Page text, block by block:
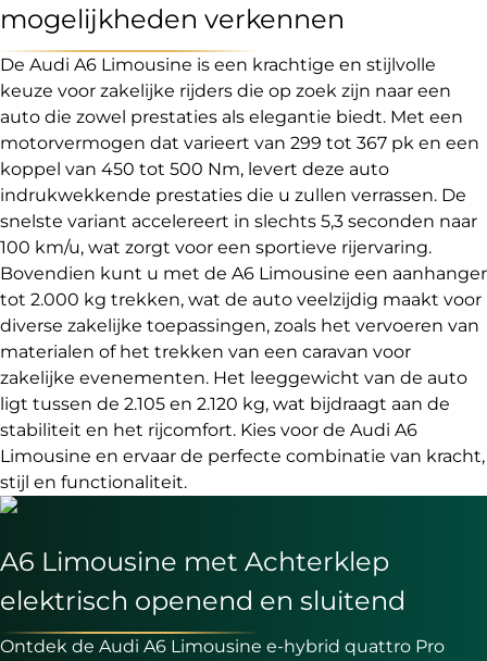
mogelijkheden verkennen
De Audi A6 Limousine is een krachtige en stijlvolle
keuze voor zakelijke rijders die op zoek zijn naar een
auto die zowel prestaties als elegantie biedt. Met een
motorvermogen dat varieert van 299 tot 367 pk en een
koppel van 450 tot 500 Nm, levert deze auto
indrukwekkende prestaties die u zullen verrassen. De
snelste variant accelereert in slechts 5,3 seconden naar
100 km/u, wat zorgt voor een sportieve rijervaring.
Bovendien kunt u met de A6 Limousine een aanhanger
tot 2.000 kg trekken, wat de auto veelzijdig maakt voor
diverse zakelijke toepassingen, zoals het vervoeren van
materialen of het trekken van een caravan voor
zakelijke evenementen. Het leeggewicht van de auto
ligt tussen de 2.105 en 2.120 kg, wat bijdraagt aan de
stabiliteit en het rijcomfort. Kies voor de Audi A6
Limousine en ervaar de perfecte combinatie van kracht,
stijl en functionaliteit.
A6 Limousine met Achterklep
elektrisch openend en sluitend
Ontdek de Audi A6 Limousine e-hybrid quattro Pro